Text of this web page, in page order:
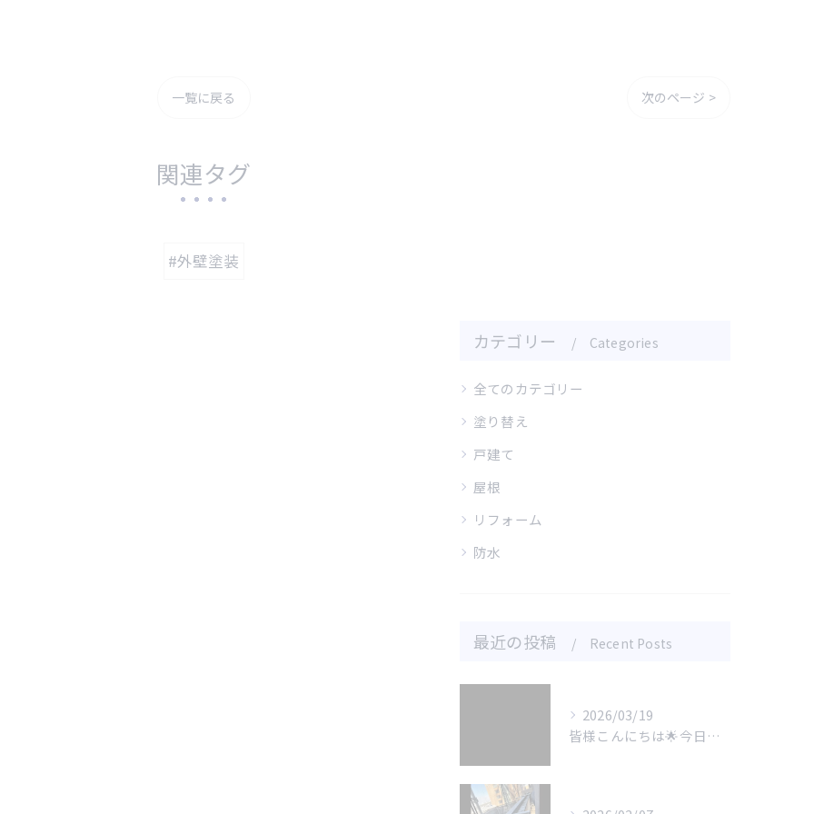
一覧に戻る 次のページ >
関連タグ
#外壁塗装
カテゴリー Categories
全てのカテゴリー
塗り替え
戸建て
屋根
リフォーム
防水
最近の投稿 Recent Posts
2026/03/19
皆様こんにちは🌟今日は屋根塗装についてお話しします。